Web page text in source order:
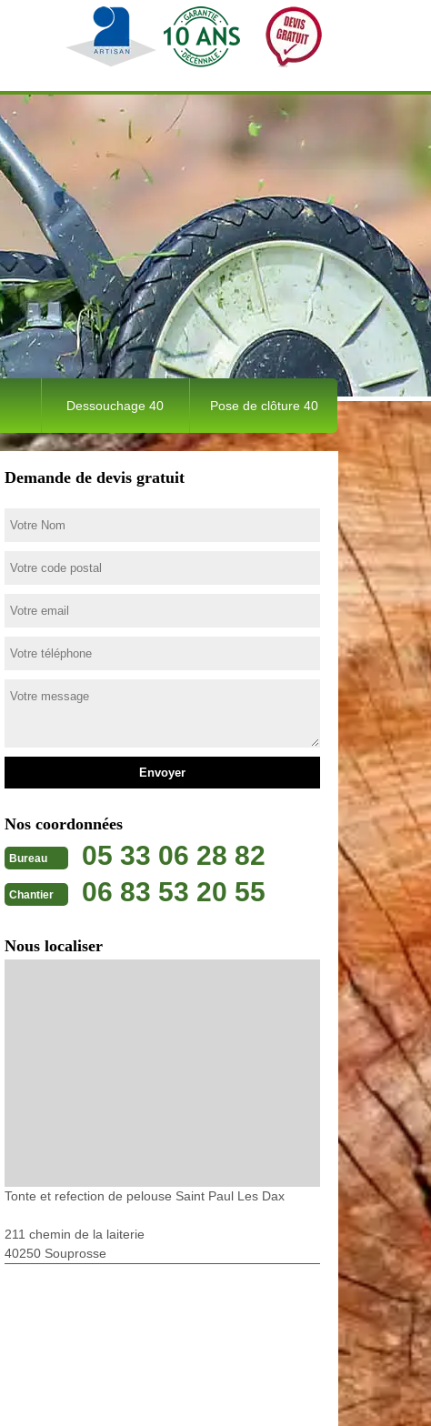
Dessouchage 40 Pose de clôture 40
Demande de devis gratuit
Nos coordonnées
Bureau 05 33 06 28 82
Chantier 06 83 53 20 55
Nous localiser
Tonte et refection de pelouse Saint Paul Les Dax
211 chemin de la laiterie
40250 Souprosse